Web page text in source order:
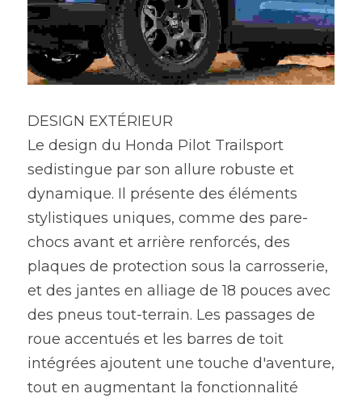
DESIGN EXTÉRIEUR
Le design du Honda Pilot Trailsport
sedistingue par son allure robuste et
dynamique. Il présente des éléments
stylistiques uniques, comme des pare-
chocs avant et arrière renforcés, des
plaques de protection sous la carrosserie,
et des jantes en alliage de 18 pouces avec
des pneus tout-terrain. Les passages de
roue accentués et les barres de toit
intégrées ajoutent une touche d'aventure,
tout en augmentant la fonctionnalité